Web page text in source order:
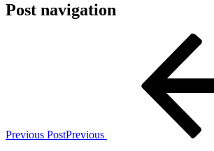
Post navigation
Previous PostPrevious